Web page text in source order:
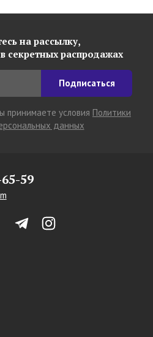
на рассылку,
секретных распродажах
Подписаться
принимаете условия Политики
данных
59